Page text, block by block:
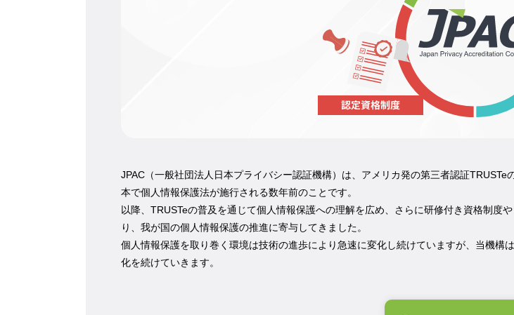
JPAC（一般社団法人日本プライバシー認証機構）は、アメリカ発の第三者認証
本で個人情報保護法が施行される数年前のことです。
以降、TRUSTeの普及を通じて個人情報保護への理解を広め、さらに研修付き資格制度
り、我が国の個人情報保護の推進に寄与してきました。
個人情報保護を取り巻く環境は技術の進歩により急速に変化し続けていますが、当機構
化を続けていきます。